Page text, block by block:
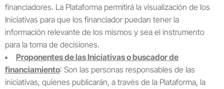
financiadores. La Plataforma permitirá la visualización de los
Iniciativas para que los financiador puedan tener la
información relevante de los mismos y sea el instrumento
para la toma de decisiones.
Proponentes de las Iniciativas o buscador de
financiamiento: Son las personas responsables de las
iniciativas, quienes publicarán, a través de la Plataforma, la